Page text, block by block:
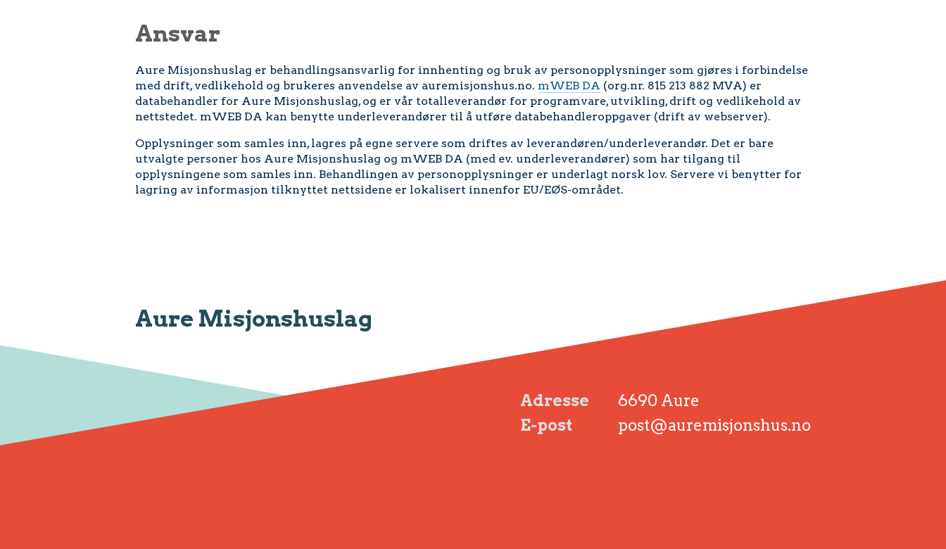
Ansvar
Aure Misjonshuslag er behandlingsansvarlig for innhenting og bruk av personopplysninger som gjøres i forbindelse
med drift, vedlikehold og brukeres anvendelse av auremisjonshus.no. mWEB DA (org.nr. 815 213 882 MVA) er
databehandler for Aure Misjonshuslag, og er vår totalleverandør for programvare, utvikling, drift og vedlikehold av
nettstedet. mWEB DA kan benytte underleverandører til å utføre databehandleroppgaver (drift av webserver).
Opplysninger som samles inn, lagres på egne servere som driftes av leverandøren/underleverandør. Det er bare
utvalgte personer hos Aure Misjonshuslag og mWEB DA (med ev. underleverandører) som har tilgang til
opplysningene som samles inn. Behandlingen av personopplysninger er underlagt norsk lov. Servere vi benytter for
lagring av informasjon tilknyttet nettsidene er lokalisert innenfor EU/EØS-området.
Aure Misjonshuslag
Adresse
6690 Aure
E-post
post@auremisjonshus.no